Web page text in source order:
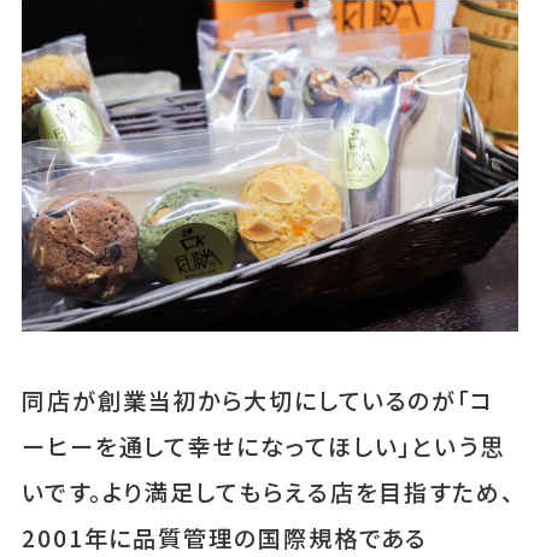
同店が創業当初から大切にしているのが「コ
ーヒーを通して幸せになってほしい」という思
いです。より満足してもらえる店を目指すため、
2001年に品質管理の国際規格である